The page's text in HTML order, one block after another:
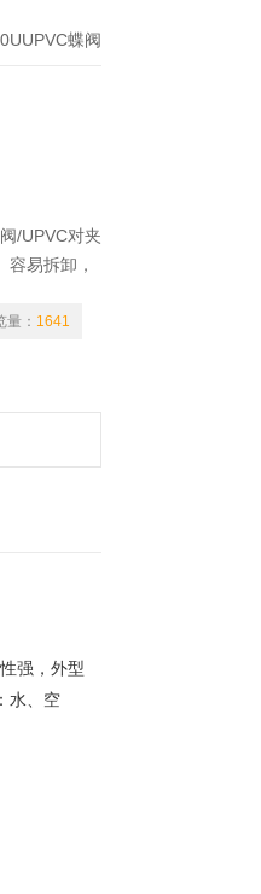
蝶阀
/UPVC对夹
易拆卸，
轻容易安
量： 1641
强，外型
水、空